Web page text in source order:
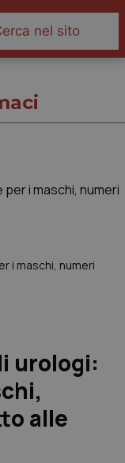
i maschi, numeri
urologi:
alle